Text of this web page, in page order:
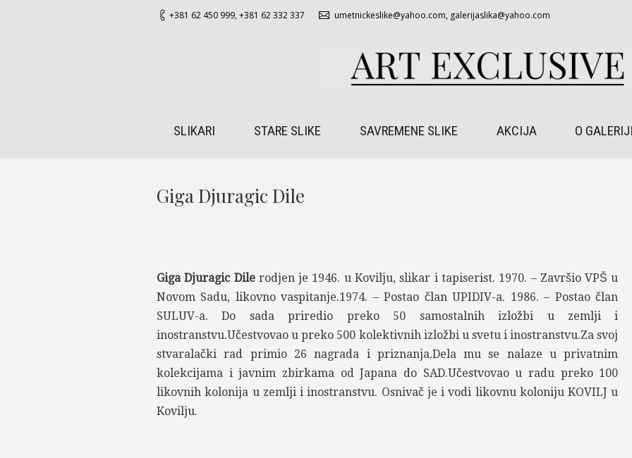
+381 62 450 999,+381 62 332 337 umetnickeslike@yahoo.com, galerijaslika@yahoo.com
SLIKARI STARE SLIKE SAVREMENE SLIKE AKCIJA O GALERIJI
Giga Djuragic Dile
Giga Djuragic Dilerodjen je 1946. u Kovilju, slikar i tapiserist. 1970. – Završio VPŠ u
Novom Sadu, likovno vaspitanje.1974. – Postao član UPIDIV-a. 1986. – Postao član
SULUV-a. Do sada priredio preko 50 samostalnih izložbi u zemlji i
inostranstvu.Učestvovao u preko 500 kolektivnih izložbi u svetu i inostranstvu.Za svoj
stvaralački rad primio 26 nagrada i priznanja.Dela mu se nalaze u privatnim
kolekcijama i javnim zbirkama od Japana do SAD.Učestvovao u radu preko 100
likovnih kolonija u zemlji i inostranstvu. Osnivač je i vodi likovnu koloniju KOVILJ u
Kovilju.